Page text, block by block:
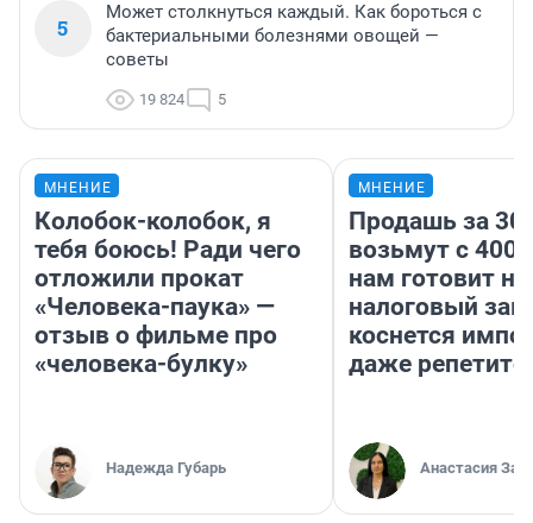
5
Может столкнуться каждый. Как бороться с
бактериальными болезнями овощей —
советы
19 824 5
МНЕНИЕ
Колобок-колобок, я
тебя боюсь! Ради чего
отложили прокат
«Человека-паука» —
отзыв о фильме про
«человека-булку»
Надежда Губарь
МНЕНИЕ
Продашь за
возьмут с
нам готовит
налоговый
коснется
даже
Анастасия